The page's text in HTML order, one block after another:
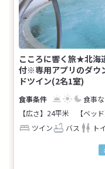
こころに響く旅★北
付※専用アプリのダウ
ドツイン(2名1室)
食事
【広さ】24平米
【ベッ
ツイン
バス ト